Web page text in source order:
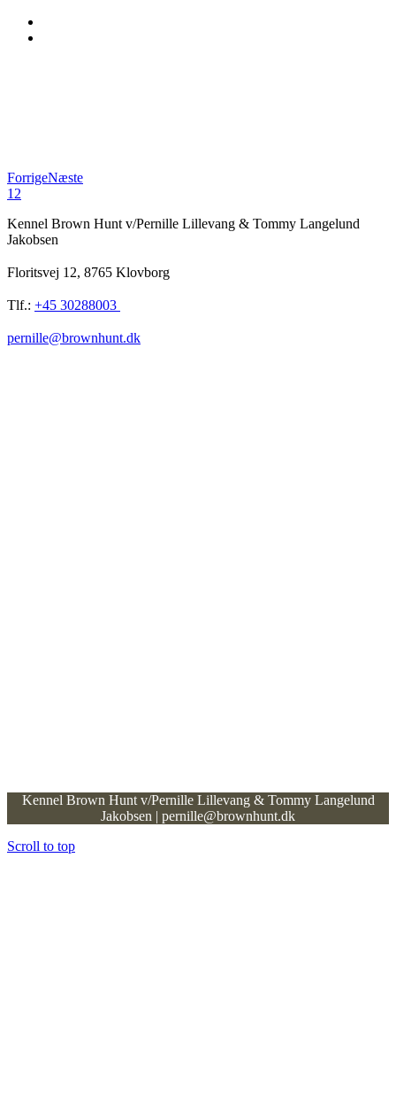
ForrigeNæste
1 2
Kennel Brown Hunt v/Pernille Lillevang & Tommy Langelund
Jakobsen
Floritsvej 12, 8765 Klovborg
Tlf.: +45 30288003
pernille@brownhunt.dk
Kennel Brown Hunt v/Pernille Lillevang & Tommy Langelund
Jakobsen | pernille@brownhunt.dk
Scroll to top